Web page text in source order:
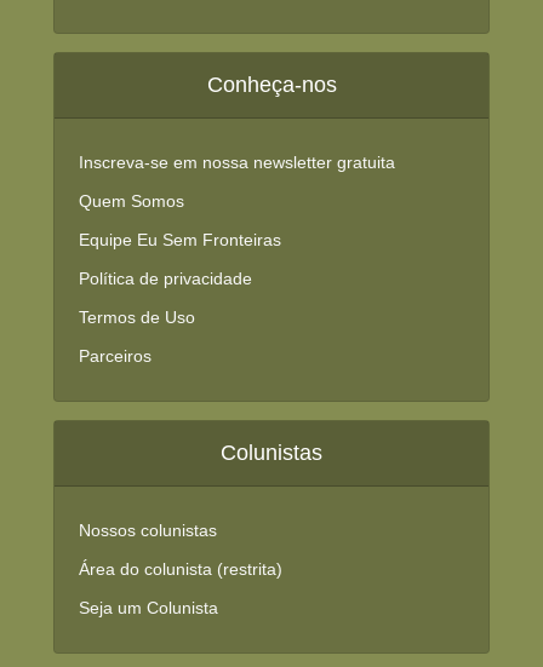
Conheça-nos
Inscreva-se em nossa newsletter gratuita
Quem Somos
Equipe Eu Sem Fronteiras
Política de privacidade
Termos de Uso
Parceiros
Colunistas
Nossos colunistas
Área do colunista (restrita)
Seja um Colunista